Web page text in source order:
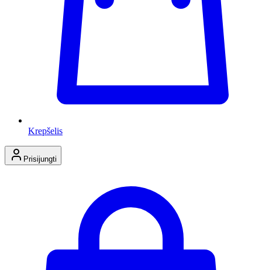
Krepšelis
Prisijungti